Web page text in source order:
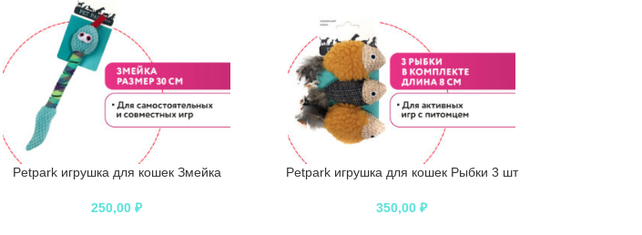
Petpark игрушка для кошек Змейка
250,00₽
Petpark игрушка для кошек Рыбки 3 шт
350,00₽